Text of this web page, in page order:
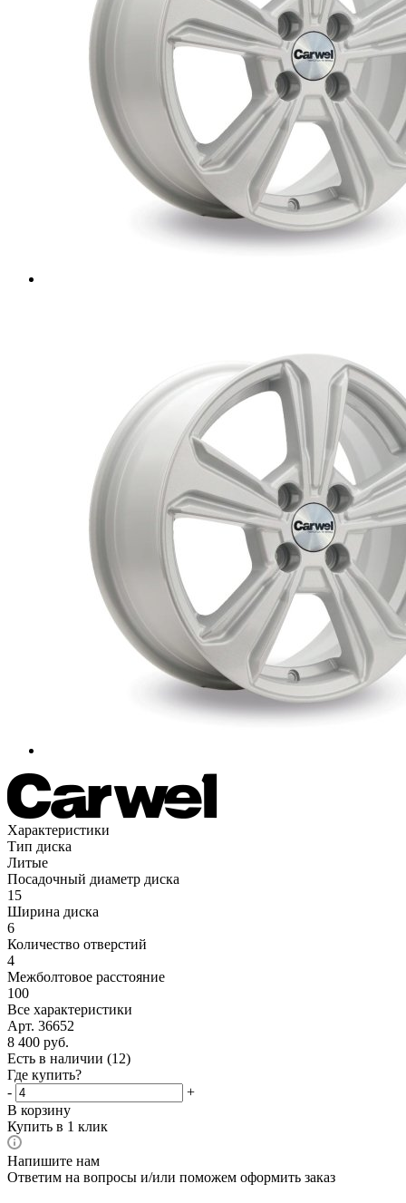
Характеристики
Тип диска
Литые
Посадочный диаметр диска
15
Ширина диска
6
Количество отверстий
4
Межболтовое расстояние
100
Все характеристики
Арт. 36652
8 400 руб.
Есть в наличии (12)
Где купить?
-
+
В корзину
Купить в 1 клик
Напишите нам
Ответим на вопросы и/или поможем оформить заказ